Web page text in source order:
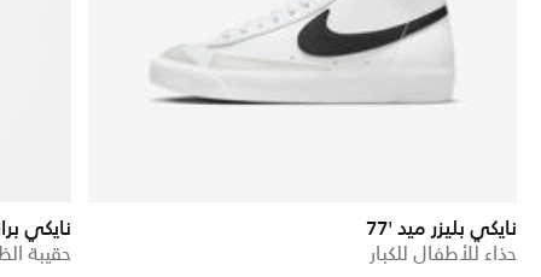
نايكي بليزر ميد '77
حذاء للأطفال للكبار
نايكي
حقيبة